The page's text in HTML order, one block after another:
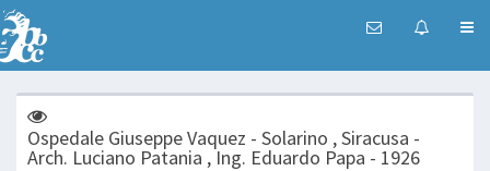
Ospedale Giuseppe Vaquez - Solarino , Siracusa -
Arch. Luciano Patania , Ing. Eduardo Papa - 1926